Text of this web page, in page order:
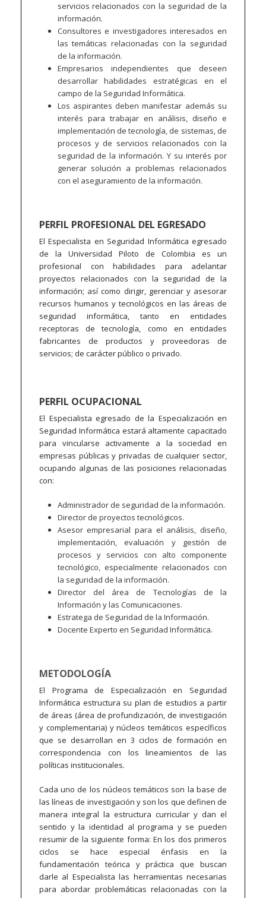
servicios relacionados con la seguridad de la
información.
Consultores e investigadores interesados en
las temáticas relacionadas con la seguridad
de la información.
Empresarios independientes que deseen
desarrollar habilidades estratégicas en el
campo de la Seguridad Informática.
Los aspirantes deben manifestar además su
interés para trabajar en análisis, diseño e
implementación de tecnología, de sistemas, de
procesos y de servicios relacionados con la
seguridad de la información. Y su interés por
generar solución a problemas relacionados
con el aseguramiento de la información.
PERFIL PROFESIONAL DEL EGRESADO
El Especialista en Seguridad Informática egresado
de la Universidad Piloto de Colombia es un
profesional con habilidades para adelantar
proyectos relacionados con la seguridad de la
información; así como dirigir, gerenciar y asesorar
recursos humanos y tecnológicos en las áreas de
seguridad informática, tanto en entidades
receptoras de tecnología, como en entidades
fabricantes de productos y proveedoras de
servicios; de carácter público o privado.
PERFIL OCUPACIONAL
El Especialista egresado de la Especialización en
Seguridad Informática estará altamente capacitado
para vincularse activamente a la sociedad en
empresas públicas y privadas de cualquier sector,
ocupando algunas de las posiciones relacionadas
con:
Administrador de seguridad de la información.
Director de proyectos tecnológicos.
Asesor empresarial para el análisis, diseño,
implementación, evaluación y gestión de
procesos y servicios con alto componente
tecnológico, especialmente relacionados con
la seguridad de la información.
Director del área de Tecnologías de la
Información y las Comunicaciones.
Estratega de Seguridad de la Información.
Docente Experto en Seguridad Informática.
METODOLOGÍA
El Programa de Especialización en Seguridad
Informática estructura su plan de estudios a partir
de áreas (área de profundización, de investigación
y complementaria) y núcleos temáticos específicos
que se desarrollan en 3 ciclos de formación en
correspondencia con los lineamientos de las
políticas institucionales.
Cada uno de los núcleos temáticos son la base de
las líneas de investigación y son los que definen de
manera integral la estructura curricular y dan el
sentido y la identidad al programa y se pueden
resumir de la siguiente forma: En los dos primeros
ciclos se hace especial énfasis en la
fundamentación teórica y práctica que buscan
darle al Especialista las herramientas necesarias
para abordar problemáticas relacionadas con la